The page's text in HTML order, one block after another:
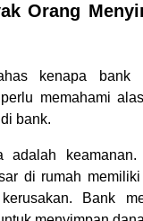
Orang
kenapa bank
memahami
bank.
adalah keamanan.
di rumah
Bank